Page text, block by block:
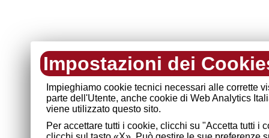
Impostazioni dei
Impieghiamo cookie tecnici necessari alle corrette
parte dell'Utente, anche cookie di Web Analytics
viene utilizzato questo sito.
Per accettare tutti i cookie, clicchi su "Accetta tutti